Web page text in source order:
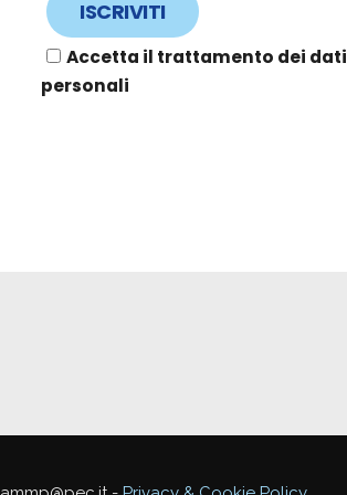
Accetta il trattamento dei dati
personali